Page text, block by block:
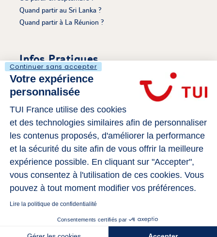
Quand partir au Sri Lanka ?
Quand partir à La Réunion ?
Infos Pratiques
Découvrir Le Voyaging
Mentions légales
S'évader sur Tui.fr
Politique de cookies
Gérer mes cookies
Déclaration d’Accessibilité
Rejoignez-Nous
Continuer sans accepter
Votre expérience
personnalisée
TUI France utilise des cookies
et des technologies similaires afin de personnaliser
les contenus proposés, d'améliorer la performance
et la sécurité du site afin de vous offrir la meilleure
expérience possible. En cliquant sur "Accepter",
vous consentez à l'utilisation de ces cookies. Vous
pouvez à tout moment modifier vos préférences.
Lire la politique de confidentialité
Consentements certifiés par